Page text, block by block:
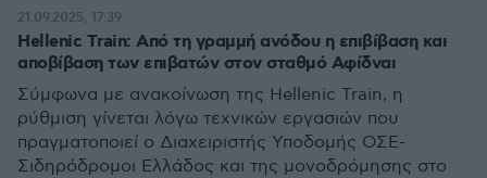
Hellenic Τrain: Από τη γραμμή ανόδου η επιβίβαση και
αποβίβαση των επιβατών στον σταθμό Αφίδναι
Σύμφωνα με ανακοίνωση της Hellenic Train, η
ρύθμιση γίνεται λόγω τεχνικών εργασιών που
πραγματοποιεί ο Διαχειριστής Υποδομής ΟΣΕ-
Σιδηρόδρομοι Ελλάδος και της μονοδρόμησης στο
21.09.2025, 17:39